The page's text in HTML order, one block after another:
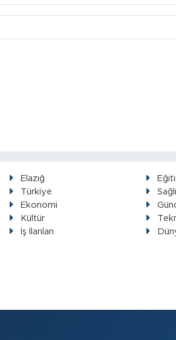
Elazığ
Türkiye
Ekonomi
Kültür
İş İlanları